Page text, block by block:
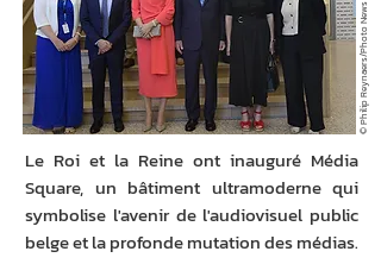
© Philip Reynaers/Photo News
Le Roi et la Reine ont inauguré Média
Square, un bâtiment ultramoderne qui
symbolise l'avenir de l'audiovisuel public
belge et la profonde mutation des médias.